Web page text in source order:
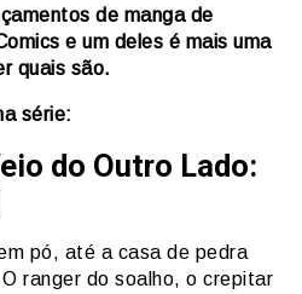
de manga de
e um deles é mais uma
quais são.
série:
do Outro Lado:
pó, até a casa de pedra
ranger do soalho, o crepitar